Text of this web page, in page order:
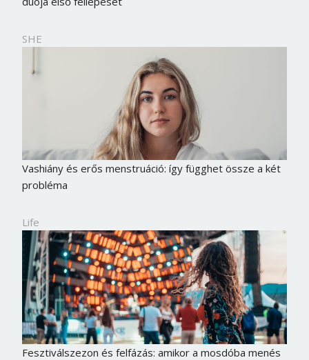
SHE
Vashiány és erős menstruáció: így függhet össze a két
probléma
Life
Fesztiválszezon és felfázás: amikor a mosdóba menés
Jelszó
Bejelentkezés